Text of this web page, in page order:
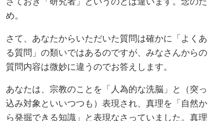
め。
さて、あなたからいただいた質問は確かに「よくあ
る質問」の類いではあるのですが、みなさんからの
質問内容は微妙に違うのでお答えします。
あなたは、宗教のことを「人為的な洗脳」と（突っ
込み対象といいつつも）表現され、真理を「自然か
ら発掘できる知識」と表現なさっていました。真理